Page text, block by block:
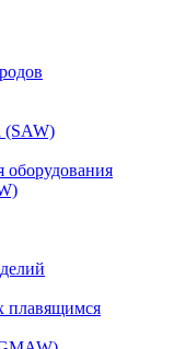
(SAW)
плавящимся